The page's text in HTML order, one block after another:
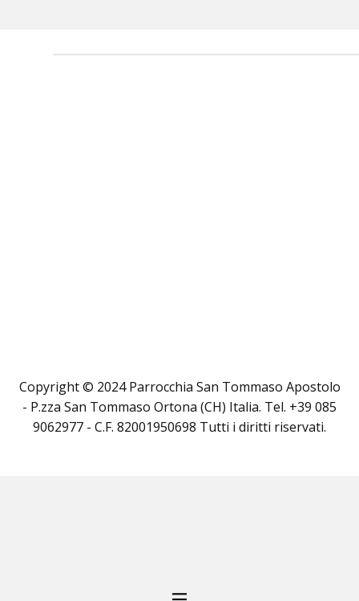
Copyright © 2024 Parrocchia San Tommaso Apostolo
- P.zza San Tommaso Ortona (CH) Italia. Tel. +39 085
9062977 - C.F. 82001950698 Tutti i diritti riservati.